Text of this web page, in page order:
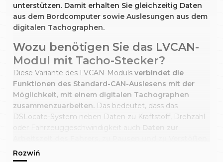
unterstützen. Damit erhalten Sie gleichzeitig Daten
aus dem Bordcomputer sowie Auslesungen aus dem
digitalen Tachographen.
Wozu benötigen Sie das LVCAN-
Modul mit Tacho-Stecker?
Diese Variante des LVCAN-Moduls verbindet die
Funktionen des Standard-CAN-Auslesens mit der
Möglichkeit, mit einem digitalen Tachographen
zusammenzuarbeiten. Das bedeutet, dass das
DSLocate-System neben Daten zu Kraftstoff, Drehzahl
oder Fahrzeuggeschwindigkeit auch Daten zur
gegen die Vorschriften archivieren und auswerten